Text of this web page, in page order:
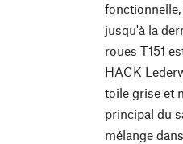
jusqu'à la
roues T151
HACK
toile grise et
principal du
mélange